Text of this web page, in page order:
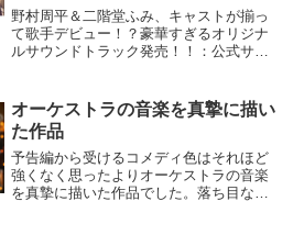
集結♪
野村周平＆二階堂ふみ、キャストが揃っ
て歌手デビュー！？豪華すぎるオリジナ
ルサウンドトラック発売！！：公式サイ
ん、前野朋哉さん、岡本啓佑さん、The
SALOVERS、...
オーケストラの音楽を真摯に描い
た作品
予告編から受けるコメディ色はそれほど
強くなく思ったよりオーケストラの音楽
を真摯に描いた作品でした。落ち目な楽